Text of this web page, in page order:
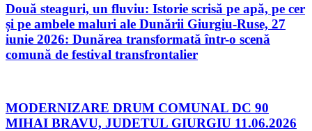
Două steaguri, un fluviu: Istorie scrisă pe apă, pe cer
și pe ambele maluri ale Dunării Giurgiu-Ruse, 27
iunie 2026: Dunărea transformată într-o scenă
comună de festival transfrontalier
MODERNIZARE DRUM COMUNAL DC 90
MIHAI BRAVU, JUDETUL GIURGIU 11.06.2026